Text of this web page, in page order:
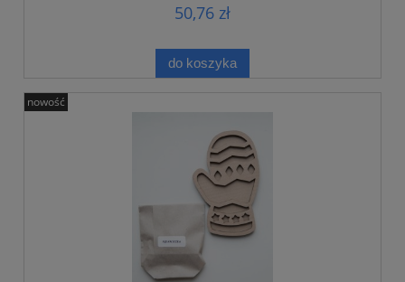
50,76 zł
do koszyka
nowość